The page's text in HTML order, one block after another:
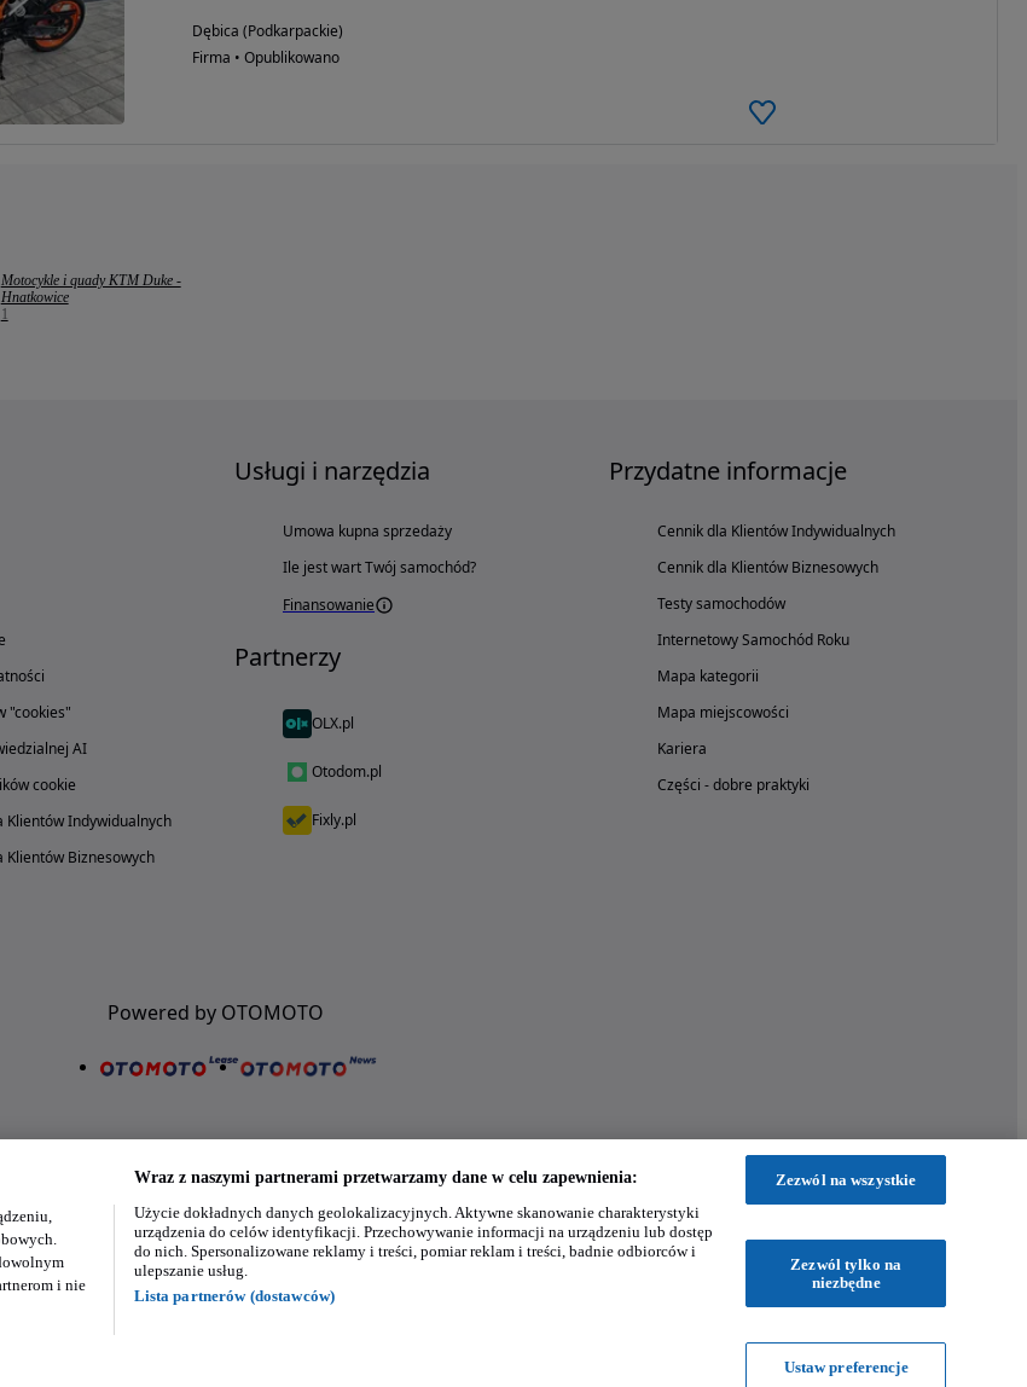
Dębica (Podkarpackie)
Firma • Opublikowano
Motocykle i quady KTM Duke -
Hnatkowice
1
"cookies"
AI
cookie
Klientów Indywidualnych
Klientów Biznesowych
Usługi i narzędzia
Umowa kupna sprzedaży
Ile jest wart Twój samochód?
Finansowanie
Partnerzy
OLX.pl
Otodom.pl
Fixly.pl
Przydatne informacje
Cennik dla Klientów Indywidualnych
Cennik dla Klientów Biznesowych
Testy samochodów
Internetowy Samochód Roku
Mapa kategorii
Mapa miejscowości
Kariera
Części - dobre praktyki
Powered by OTOMOTO
Nasze aplikacje w twoim telefonie
i nie
Wraz z naszymi partnerami przetwarzamy dane w celu zapewnienia:
Użycie dokładnych danych geolokalizacyjnych. Aktywne skanowanie charakterystyki
urządzenia do celów identyfikacji. Przechowywanie informacji na urządzeniu lub dostęp
do nich. Spersonalizowane reklamy i treści, pomiar reklam i treści, badnie odbiorców i
ulepszanie usług.
Lista partnerów (dostawców)
Zezwól na wszystkie
Zezwól tylko na
niezbędne
Ustaw preferencje